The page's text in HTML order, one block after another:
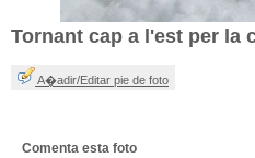
Tornant cap a l'est per la
A�adir/Editar pie de foto
Comenta esta foto